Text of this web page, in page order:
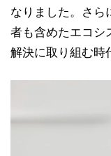
なりました。さら
者も含めたエコシ
解決に取り組む時